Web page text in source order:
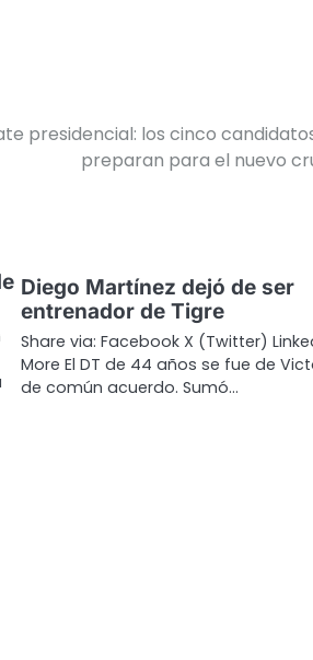
presidencial: los cinco
preparan para el nuevo
Diego Martínez dejó de ser
entrenador de Tigre
Share via: Facebook X (Twitter)
More El DT de 44 años se fue de
de común acuerdo. Sumó…